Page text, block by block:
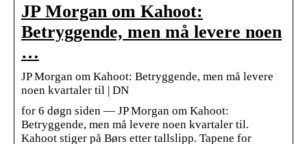
JP Morgan om Kahoot:
Betryggende, men må levere noen
…
JP Morgan om Kahoot: Betryggende, men må levere
noen kvartaler til | DN
for 6 døgn siden — JP Morgan om Kahoot:
Betryggende, men må levere noen kvartaler til.
Kahoot stiger på Børs etter tallslipp. Tapene for